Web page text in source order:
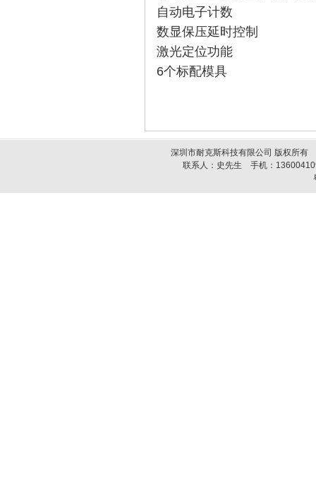
自动电子计数
数显保压延时控制
激光定位功能
6个标配模具
深圳市耐克斯科技有限公司 版权所有
联系人：史先生 手机：